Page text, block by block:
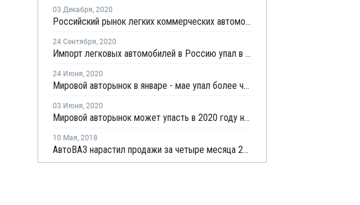
03 Декабря, 2020
Российский рынок легких коммерческих автомобилей в октябре занял шестое место в Европе
24 Сентября, 2020
Импорт легковых автомобилей в Россию упал в январе - июле более чем на треть
24 Июня, 2020
Мировой авторынок в январе - мае упал более чем на четверть
03 Июня, 2020
Мировой авторынок может упасть в 2020 году на 20% - Moodys
10 Мая, 2018
АвтоВАЗ нарастил продажи за четыре месяца 2018 года на четверть